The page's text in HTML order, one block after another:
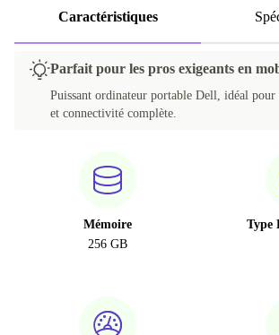
Caractéristiques
Parfait pour les pros exigeants en
Puissant ordinateur portable Dell, idéal
et connectivité complète.
Mémoire
256 GB
Type